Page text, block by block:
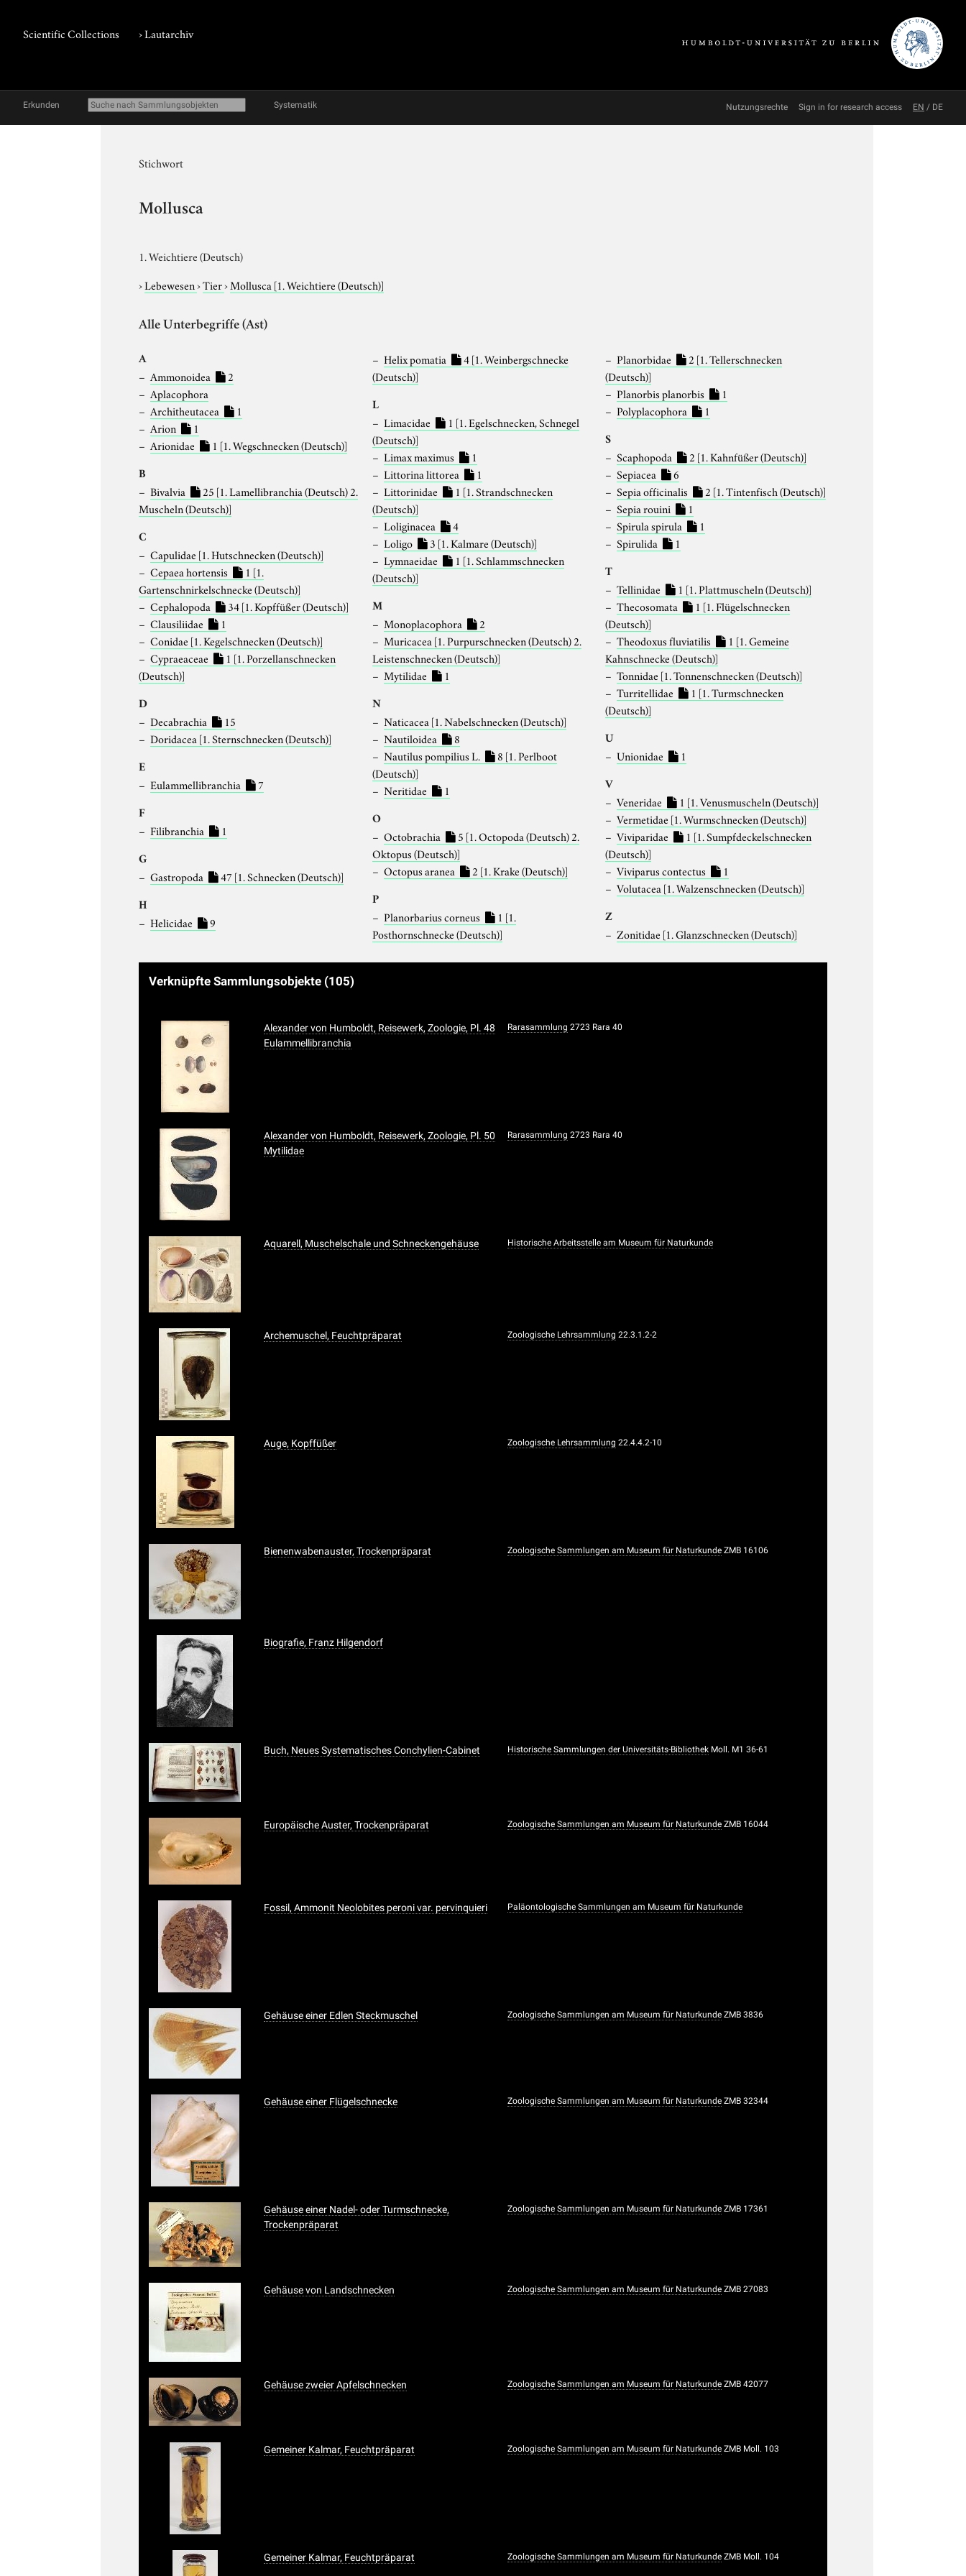
Scientific Collections ›Lautarchiv
Erkunden Systematik Nutzungsrechte Sign in for research access EN / DE
Stichwort
Mollusca
1. Weichtiere (Deutsch)
›Lebewesen›Tier›Mollusca [1. Weichtiere (Deutsch)]
Alle Unterbegriffe (Ast)
A
Ammonoidea
2
Aplacophora
Architheutacea
1
Arion
1
Arionidae
1 [1. Wegschnecken (Deutsch)]
B
Bivalvia 25 [1. Lamellibranchia (Deutsch) 2.
Muscheln (Deutsch)]
C
Capulidae [1. Hutschnecken (Deutsch)]
Cepaea hortensis
1 [1.
Gartenschnirkelschnecke (Deutsch)]
Cephalopoda
34[1. Kopffüßer (Deutsch)]
Clausiliidae
1
Conidae [1. Kegelschnecken (Deutsch)]
Cypraeaceae
1 [1. Porzellanschnecken
(Deutsch)]
D
Decabrachia
15
Doridacea [1. Sternschnecken (Deutsch)]
E
Eulammellibranchia 7
F
Filibranchia 1
G
Gastropoda 47 [1. Schnecken (Deutsch)]
H
Helicidae 9
Helix pomatia 4[1. Weinbergschnecke
(Deutsch)]
L
Limacidae 1 [1. Egelschnecken, Schnegel
(Deutsch)]
Limax maximus
1
Littorina littorea
1
Littorinidae
1 [1. Strandschnecken
(Deutsch)]
Loliginacea
4
Loligo
3 [1. Kalmare (Deutsch)]
Lymnaeidae
1 [1. Schlammschnecken
(Deutsch)]
M
Monoplacophora
2
Muricacea [1. Purpurschnecken (Deutsch) 2.
Leistenschnecken (Deutsch)]
Mytilidae
1
N
Naticacea [1. Nabelschnecken (Deutsch)]
Nautiloidea
8
Nautilus pompilius L.
8 [1. Perlboot
(Deutsch)]
Neritidae
1
O
Octobrachia 5 [1. Octopoda (Deutsch) 2.
Oktopus (Deutsch)]
Octopus aranea
2 [1. Krake (Deutsch)]
P
Planorbarius corneus 1 [1.
Posthornschnecke (Deutsch)]
Planorbidae 2 [1. Tellerschnecken
(Deutsch)]
Planorbis planorbis
1
Polyplacophora
1
S
Scaphopoda 2 [1. Kahnfüßer (Deutsch)]
Sepiacea
6
Sepia officinalis
2 [1. Tintenfisch (Deutsch)]
Sepia rouini
1
Spirula spirula
1
Spirulida
1
T
Tellinidae 1 [1. Plattmuscheln (Deutsch)]
Thecosomata
1 [1. Flügelschnecken
(Deutsch)]
Theodoxus fluviatilis
1 [1. Gemeine
Kahnschnecke (Deutsch)]
Tonnidae [1. Tonnenschnecken (Deutsch)]
Turritellidae
1 [1. Turmschnecken
(Deutsch)]
U
Unionidae 1
V
Veneridae 1 [1. Venusmuscheln (Deutsch)]
Vermetidae [1. Wurmschnecken (Deutsch)]
Viviparidae
1 [1. Sumpfdeckelschnecken
(Deutsch)]
Viviparus contectus
1
Volutacea [1. Walzenschnecken (Deutsch)]
Z
Zonitidae [1. Glanzschnecken (Deutsch)]
Verknüpfte Sammlungsobjekte (105)
Alexander von Humboldt, Reisewerk, Zoologie, Pl. 48
Eulammellibranchia
Rarasammlung 2723 Rara 40
Alexander von Humboldt, Reisewerk, Zoologie, Pl. 50
Mytilidae
Rarasammlung 2723 Rara 40
Aquarell, Muschelschale und Schneckengehäuse Historische Arbeitsstelle am Museum für Naturkunde
Archemuschel, Feuchtpräparat Zoologische Lehrsammlung 22.3.1.2-2
Auge, Kopffüßer Zoologische Lehrsammlung 22.4.4.2-10
Bienenwabenauster, Trockenpräparat Zoologische Sammlungen am Museum für Naturkunde ZMB 16106
Biografie, Franz Hilgendorf
Buch, Neues Systematisches Conchylien-Cabinet Historische Sammlungen der Universitäts-Bibliothek Moll. M1 36-61
Europäische Auster, Trockenpräparat Zoologische Sammlungen am Museum für Naturkunde ZMB 16044
Fossil, Ammonit Neolobites peroni var. pervinquieri Paläontologische Sammlungen am Museum für Naturkunde
Gehäuse einer Edlen Steckmuschel Zoologische Sammlungen am Museum für Naturkunde ZMB 3836
Gehäuse einer Flügelschnecke Zoologische Sammlungen am Museum für Naturkunde ZMB 32344
Gehäuse einer Nadel- oder Turmschnecke,
Trockenpräparat
Zoologische Sammlungen am Museum für Naturkunde ZMB 17361
Gehäuse von Landschnecken Zoologische Sammlungen am Museum für Naturkunde ZMB 27083
Gehäuse zweier Apfelschnecken Zoologische Sammlungen am Museum für Naturkunde ZMB 42077
Gemeiner Kalmar, Feuchtpräparat Zoologische Sammlungen am Museum für Naturkunde ZMB Moll. 103
Gemeiner Kalmar, Feuchtpräparat Zoologische Sammlungen am Museum für Naturkunde ZMB Moll. 104